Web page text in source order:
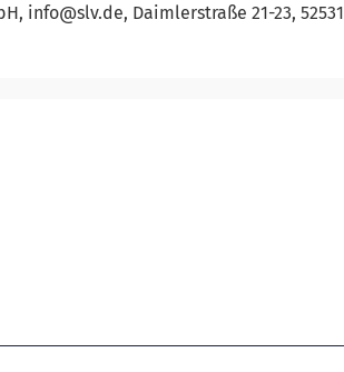
info@slv.de, Daimlerstraße 21-23, 52531